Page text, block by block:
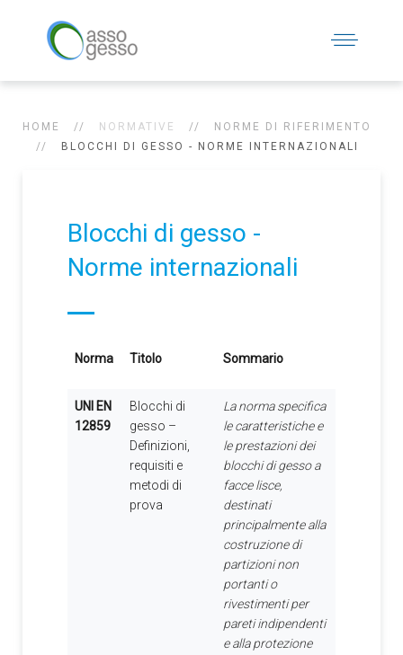
HOME NORMATIVE
NORME DI RIFERIMENTO
BLOCCHI DI GESSO - NORME INTERNAZIONALI
Blocchi di gesso -
Norme internazionali
Norma Titolo Sommario
UNI EN
12859
Blocchi di
gesso –
Definizioni,
requisiti e
metodi di
prova
La norma specifica
le caratteristiche e
le prestazioni dei
blocchi di gesso a
facce lisce,
destinati
principalmente alla
costruzione di
partizioni non
portanti o
rivestimenti per
pareti indipendenti
e alla protezione